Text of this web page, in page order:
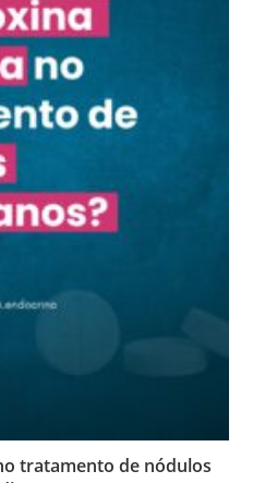
tratamento de nódulos